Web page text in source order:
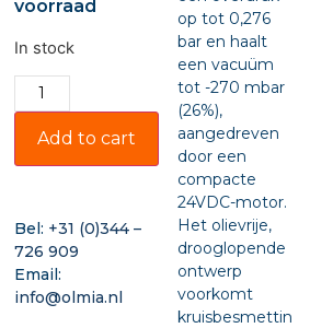
voorraad
In stock
Add to cart
Bel: +31 (0)344 –
726 909
Email:
info@olmia.nl
op tot 0,276
bar en haalt
een vacuüm
tot -270 mbar
(26%),
aangedreven
door een
compacte
24VDC-motor.
Het olievrije,
drooglopende
ontwerp
voorkomt
kruisbesmetting